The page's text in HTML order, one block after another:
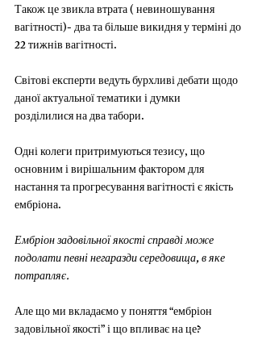
Також це звикла втрата ( невиношування
вагітності)- два та більше викидня у терміні до
22 тижнів вагітності.
Світові експерти ведуть бурхливі дебати щодо
даної актуальної тематики і думки
розділилися на два табори.
Одні колеги притримуються тезису, що
основним і вирішальним фактором для
настання та прогресування вагітності є якість
ембріона.
Ембріон задовільної якості справді може
подолати певні негаразди середовища, в яке
потрапляє.
Але що ми вкладаємо у поняття “ембріон
задовільної якості” і що впливає на це?